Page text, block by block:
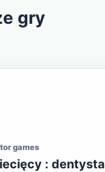
gry
games
: dentysta